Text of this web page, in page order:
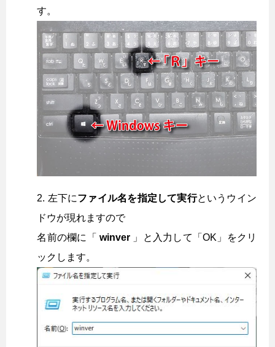
す。
左下にファイル名を指定して実行というウイン
ドウが現れますので
名前の欄に「winver 」と入力して「OK」をクリ
ックします。